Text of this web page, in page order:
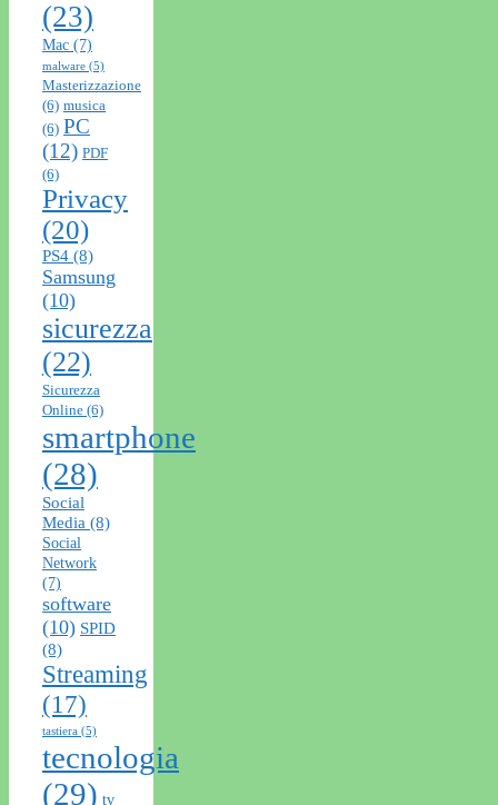
(23)
Mac (7)
malware (5)
Masterizzazione
(6) musica
(6) PC
(12) PDF
(6)
Privacy
(20)
PS4 (8)
Samsung
(10)
sicurezza
(22)
Sicurezza
Online (6)
smartphone
(28)
Social
Media (8)
Social
Network
(7)
software
(10) SPID
(8)
Streaming
(17)
tastiera (5)
tecnologia
(29) tv